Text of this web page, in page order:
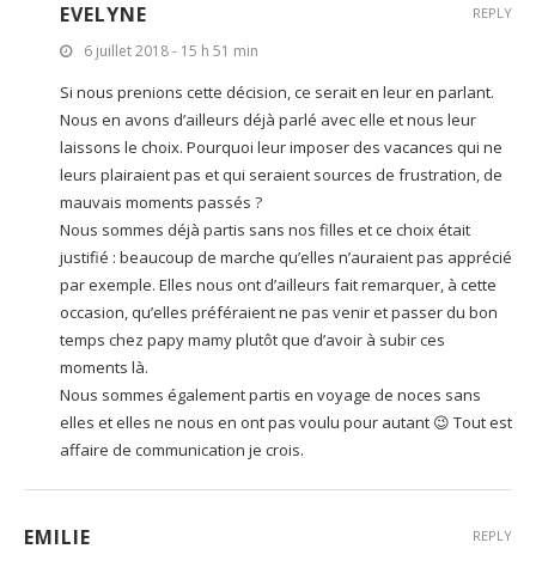
EVELYNE
6 juillet 2018 - 15 h 51 min
Si nous prenions cette décision, ce serait en leur en parlant.
Nous en avons d’ailleurs déjà parlé avec elle et nous leur
laissons le choix. Pourquoi leur imposer des vacances qui ne
leurs plairaient pas et qui seraient sources de frustration, de
mauvais moments passés ?
Nous sommes déjà partis sans nos filles et ce choix était
justifié : beaucoup de marche qu’elles n’auraient pas apprécié
par exemple. Elles nous ont d’ailleurs fait remarquer, à cette
occasion, qu’elles préféraient ne pas venir et passer du bon
temps chez papy mamy plutôt que d’avoir à subir ces
moments là.
Nous sommes également partis en voyage de noces sans
elles et elles ne nous en ont pas voulu pour autant 😉 Tout est
affaire de communication je crois.
REPLY
EMILIE REPLY